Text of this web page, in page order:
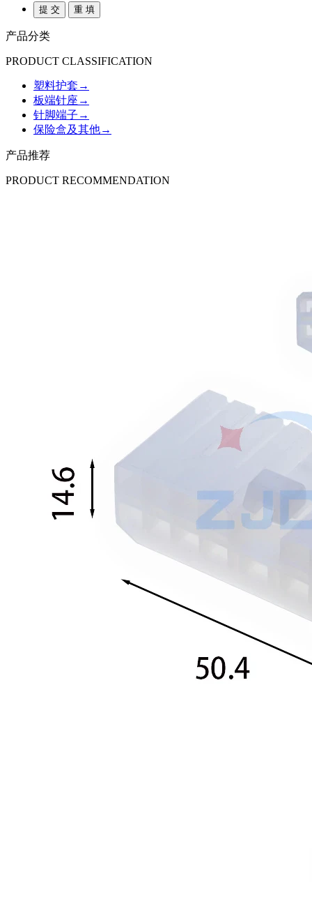
产品分类
PRODUCT CLASSIFICATION
塑料护套 →
板端针座 →
针脚端子 →
保险盒及其他→
产品推荐
PRODUCT RECOMMENDATION